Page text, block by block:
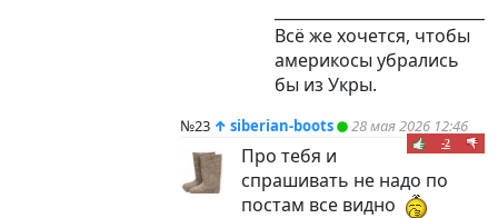
Всё же хочется, чтобы
америкосы убрались
бы из Укры.
№23 ↑ siberian-boots 28 мая 2026 12:46
-2
Про тебя и
спрашивать не надо по
постам все видно